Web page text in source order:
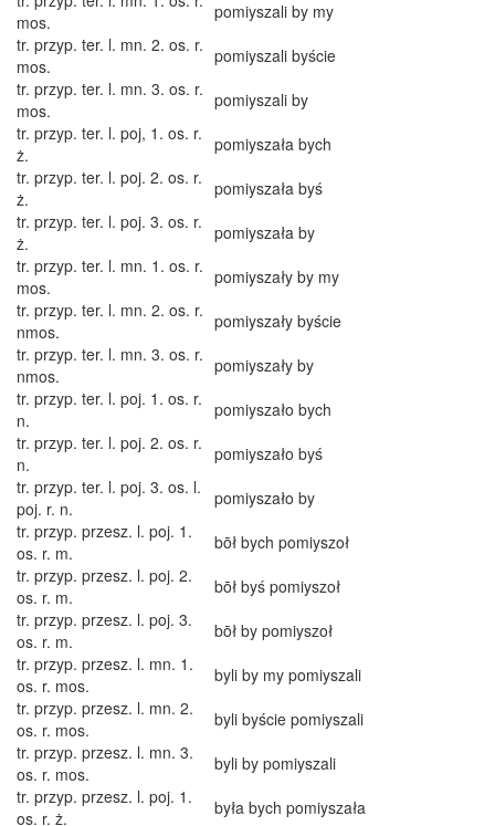
mos.
pomiyszali by my
tr. przyp. ter. l. mn. 2. os. r.
mos.
pomiyszali byście
tr. przyp. ter. l. mn. 3. os. r.
mos.
pomiyszali by
tr. przyp. ter. l. poj, 1. os. r.
ż.
pomiyszała bych
tr. przyp. ter. l. poj. 2. os. r.
ż.
pomiyszała byś
tr. przyp. ter. l. poj. 3. os. r.
ż.
pomiyszała by
tr. przyp. ter. l. mn. 1. os. r.
mos.
pomiyszały by my
tr. przyp. ter. l. mn. 2. os. r.
nmos.
pomiyszały byście
tr. przyp. ter. l. mn. 3. os. r.
nmos.
pomiyszały by
tr. przyp. ter. l. poj. 1. os. r.
n.
pomiyszało bych
tr. przyp. ter. l. poj. 2. os. r.
n.
pomiyszało byś
tr. przyp. ter. l. poj. 3. os. l.
poj. r. n.
pomiyszało by
tr. przyp. przesz. l. poj. 1.
os. r. m.
bōł bych pomiyszoł
tr. przyp. przesz. l. poj. 2.
os. r. m.
bōł byś pomiyszoł
tr. przyp. przesz. l. poj. 3.
os. r. m.
bōł by pomiyszoł
tr. przyp. przesz. l. mn. 1.
os. r. mos.
byli by my pomiyszali
tr. przyp. przesz. l. mn. 2.
os. r. mos.
byli byście pomiyszali
tr. przyp. przesz. l. mn. 3.
os. r. mos.
byli by pomiyszali
tr. przyp. przesz. l. poj. 1.
os. r. ż.
była bych pomiyszała